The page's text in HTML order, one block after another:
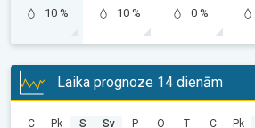
10 %
10 %
0 %
Laika prognoze 14 dienām
C Pk S Sv P O T C Pk